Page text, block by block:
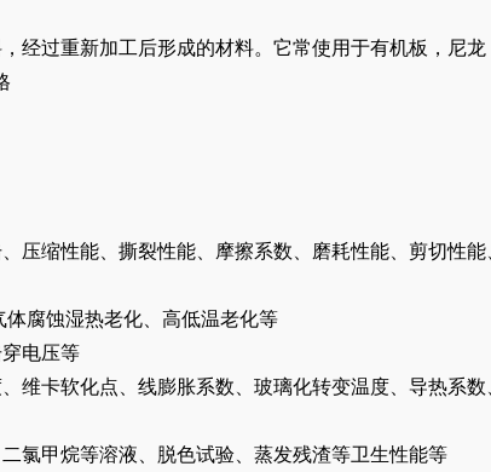
经过重新加工后形成的材料。它常使用于有机板，尼龙
压缩性能、撕裂性能、摩擦系数、磨耗性能、剪切性能
腐蚀湿热老化、高低温老化等
电压等
维卡软化点、线膨胀系数、玻璃化转变温度、导热系数
氯甲烷等溶液、脱色试验、蒸发残渣等卫生性能等